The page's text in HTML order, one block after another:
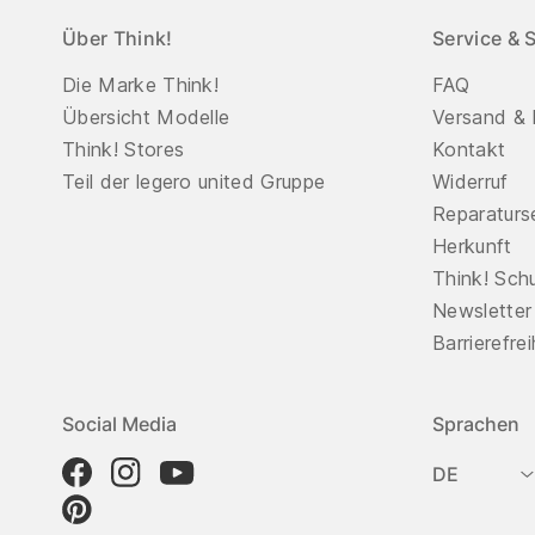
Über Think!
Die Marke Think!
Übersicht Modelle
Think! Stores
Teil der legero united Gruppe
Service &
FAQ
Versand &
Kontakt
Widerruf
Herkunft
Think!
Newsletter
Social Media Sprachen
DE